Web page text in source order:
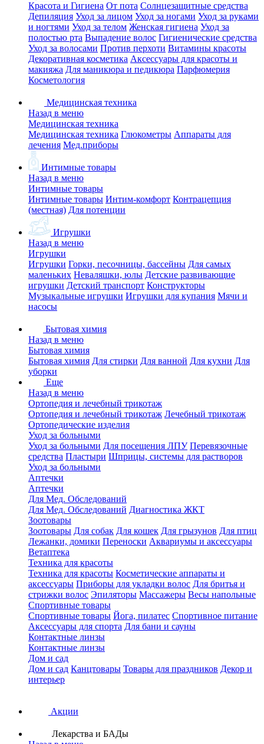
Красота и Гигиена От пота Солнцезащитные средства
Депиляция Уход за лицом Уход за ногами Уход за руками
и ногтями Уход за телом Женская гигиена Уход за
полостью рта Выпадение волос Гигиенические средства
Уход за волосами Против перхоти Витамины красоты
Декоративная косметика Аксессуары для красоты и
макияжа Для маникюра и педикюра Парфюмерия
Косметология
Медицинская техника
Назад в меню
Медицинская техника
Медицинская техника Глюкометры Аппараты для
лечения Мед.приборы
Интимные товары
Назад в меню
Интимные товары
Интимные товары Интим-комфорт Контрацепция
(местная) Для потенции
Игрушки
Назад в меню
Игрушки
Игрушки Горки, песочницы, бассейны Для самых
маленьких Неваляшки, юлы Детские развивающие
игрушки Детский транспорт Конструкторы
Музыкальные игрушки Игрушки для купания Мячи и
насосы
Бытовая химия
Назад в меню
Бытовая химия
Бытовая химия Для стирки Для ванной Для кухни Для
уборки
Еще
Назад в меню
Ортопедия и лечебный трикотаж
Ортопедия и лечебный трикотаж Лечебный трикотаж
Ортопедические изделия
Уход за больными
Уход за больными Для посещения ЛПУ Перевязочные
средства Пластыри Шприцы, системы для растворов
Уход за больными
Аптечки
Аптечки
Для Мед. Обследований
Для Мед. Обследований Диагностика ЖКТ
Зоотовары
Зоотовары Для собак Для кошек Для грызунов Для птиц
Лежанки, домики Переноски Аквариумы и аксессуары
Ветаптека
Техника для красоты
Техника для красоты Косметические аппараты и
аксессуары Приборы для укладки волос Для бритья и
стрижки волос Эпиляторы Массажеры Весы напольные
Спортивные товары
Спортивные товары Йога, пилатес Спортивное питание
Аксессуары для спорта Для бани и сауны
Контактные линзы
Контактные линзы
Дом и сад
Дом и сад Канцтовары Товары для праздников Декор и
интерьер
Акции
Лекарства и БАДы